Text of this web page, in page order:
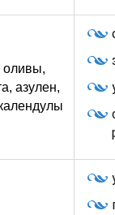
оливы,
азулен,